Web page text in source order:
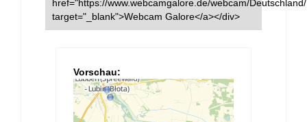
href="https://www.webcamgalore.de/webcam/
target="_blank">Webcam Galore</a></div>
Vorschau: